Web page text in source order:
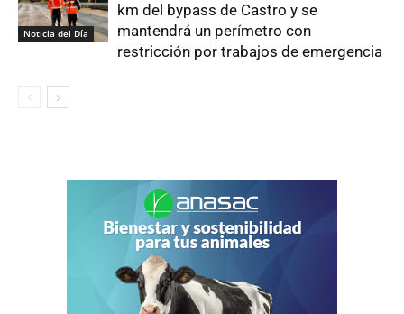
Noticia del Día
km del bypass de Castro y se
mantendrá un perímetro con
restricción por trabajos de emergencia